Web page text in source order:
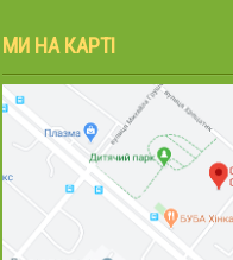
МИ НА КАРТІ